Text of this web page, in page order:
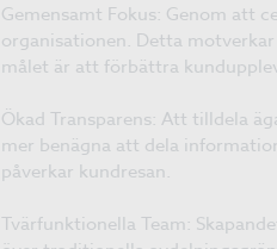
Gemensamt Fokus: Genom att
organisationen. Detta
målet är att förbättra
Ökad Transparens: Att tilldela
mer benägna att dela
påverkar kundresan.
Tvärfunktionella Team: